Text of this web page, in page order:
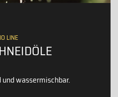
LINE
wassermischbar.